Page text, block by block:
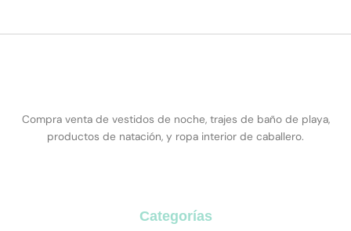
Compra venta de vestidos de noche, trajes de baño de playa,
productos de natación, y ropa interior de caballero.
Categorías